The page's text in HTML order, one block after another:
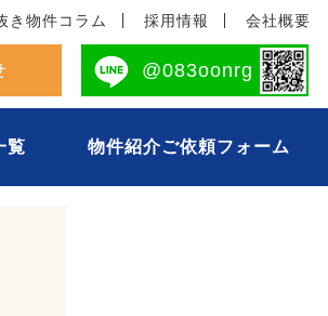
き物件コラム 採用情報 会社概要
@083oonrg
覧 物件紹介ご依頼フォーム